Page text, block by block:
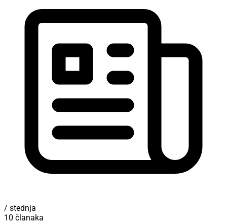
/ stednja
10 članaka